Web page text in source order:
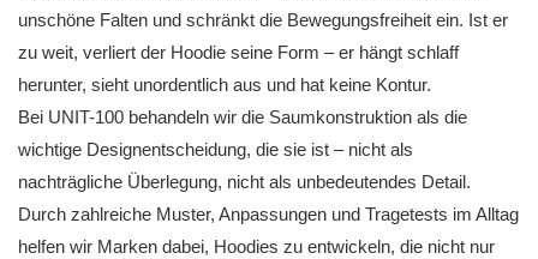
unschöne Falten und schränkt die Bewegungsfreiheit ein. Ist er
zu weit, verliert der Hoodie seine Form – er hängt schlaff
herunter, sieht unordentlich aus und hat keine Kontur.
Bei UNIT-100 behandeln wir die Saumkonstruktion als die
wichtige Designentscheidung, die sie ist – nicht als
nachträgliche Überlegung, nicht als unbedeutendes Detail.
Durch zahlreiche Muster, Anpassungen und Tragetests im Alltag
helfen wir Marken dabei, Hoodies zu entwickeln, die nicht nur